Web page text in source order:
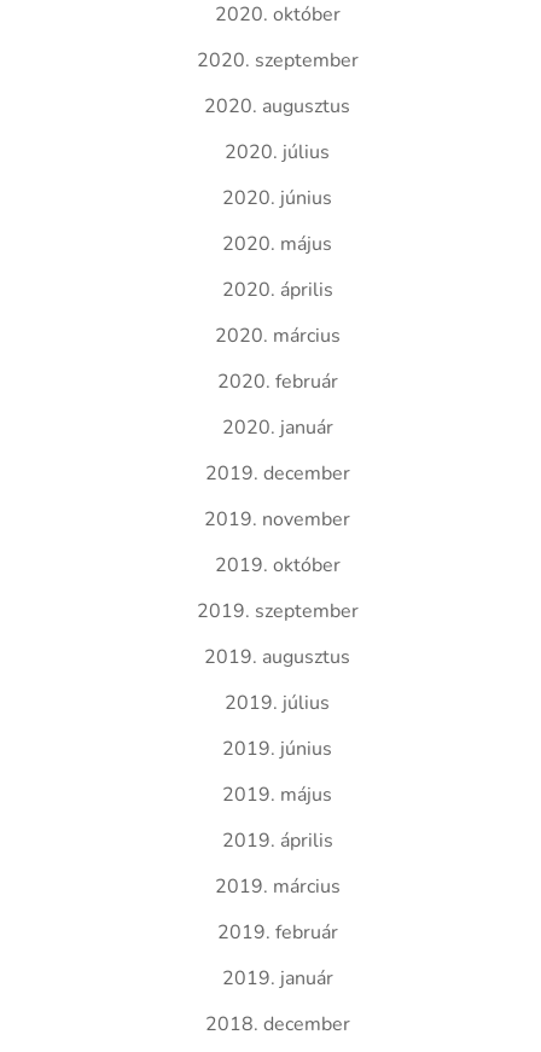
2020. október
2020. szeptember
2020. augusztus
2020. július
2020. június
2020. május
2020. április
2020. március
2020. február
2020. január
2019. december
2019. november
2019. október
2019. szeptember
2019. augusztus
2019. július
2019. június
2019. május
2019. április
2019. március
2019. február
2019. január
2018. december